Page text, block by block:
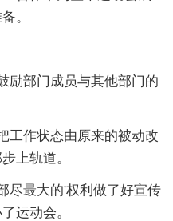
。
部门成员与其他部门的
作状态由原来的被动改
上轨道。
最大的'权利做了好宣传
运动会。